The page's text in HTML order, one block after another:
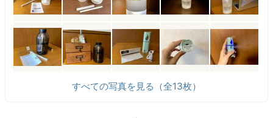
すべての写真を見る（全13枚）